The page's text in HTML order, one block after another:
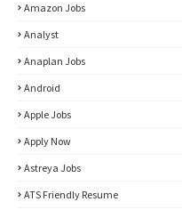
Amazon Jobs
Analyst
Anaplan Jobs
Android
Apple Jobs
Apply Now
Astreya Jobs
ATS Friendly Resume